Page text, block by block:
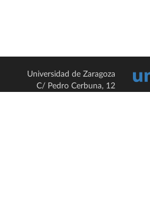
Universidad de Zaragoza
C/ Pedro Cerbuna, 12